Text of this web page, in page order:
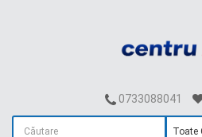
0733088041